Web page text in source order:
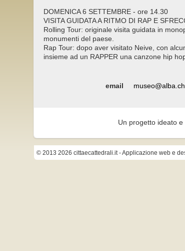
DOMENICA 6 SETTEMBRE - ore 14.30
VISITA GUIDATA A RITMO DI RAP E
Rolling Tour: originale visita guidata in
monumenti del paese.
Rap Tour: dopo aver visitato Neive, con
insieme ad un RAPPER una canzone hip
email
Un progetto ideato
© 2013 2026 cittaecattedrali.it - Applicazione web e